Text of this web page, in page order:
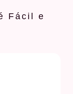
Fácil e